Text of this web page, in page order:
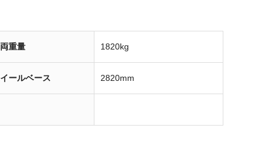
重量 1820kg
ールベース 2820mm